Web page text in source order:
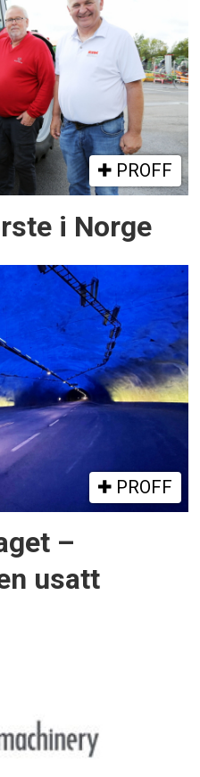
PROFF
i Norge
PROFF
–
usatt